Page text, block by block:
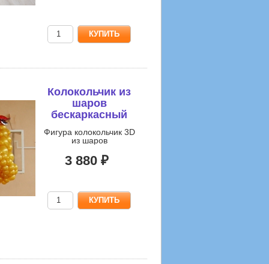
Колокольчик из
шаров
бескаркасный
Фигура колокольчик 3D
из шаров
3 880 ₽